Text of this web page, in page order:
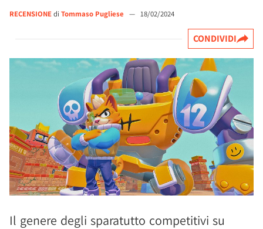
RECENSIONEdi Tommaso Pugliese — 18/02/2024
CONDIVIDI
Il genere degli sparatutto competitivi su